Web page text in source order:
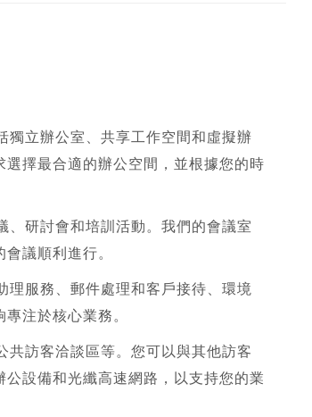
獨立辦公室、共享工作空間和虛擬辦
擇最合適的辦公空間，並根據您的時
研討會和培訓活動。我們的會議室
議順利進行。
服務、郵件處理和客戶接待、環境
注於核心業務。
訪客洽談區等。您可以與其他訪客
設備和光纖高速網路，以支持您的業